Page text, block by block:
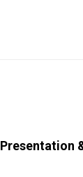
Presentation